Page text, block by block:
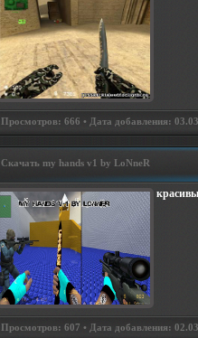
Просмотров: 666 • Дата добавления:
Скачать my hands v1 by LoNneR
Просмотров: 607 • Дата добавления: